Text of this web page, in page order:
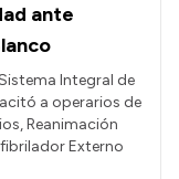
ante
Integral de
a operarios de
Reanimación
Externo